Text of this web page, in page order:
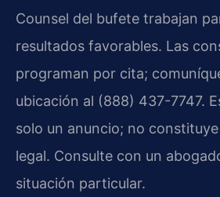
Counsel del bufete trabajan
resultados favorables. Las
programan por cita;
ubicación al (888) 437-7747.
solo un anuncio; no
legal. Consulte con un
situación particular.